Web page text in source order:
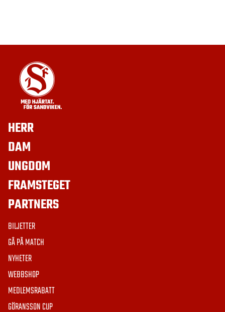
HERR
DAM
UNGDOM
FRAMSTEGET
PARTNERS
BILJETTER
GÅ PÅ MATCH
NYHETER
WEBBSHOP
MEDLEMSRABATT
GÖRANSSON CUP